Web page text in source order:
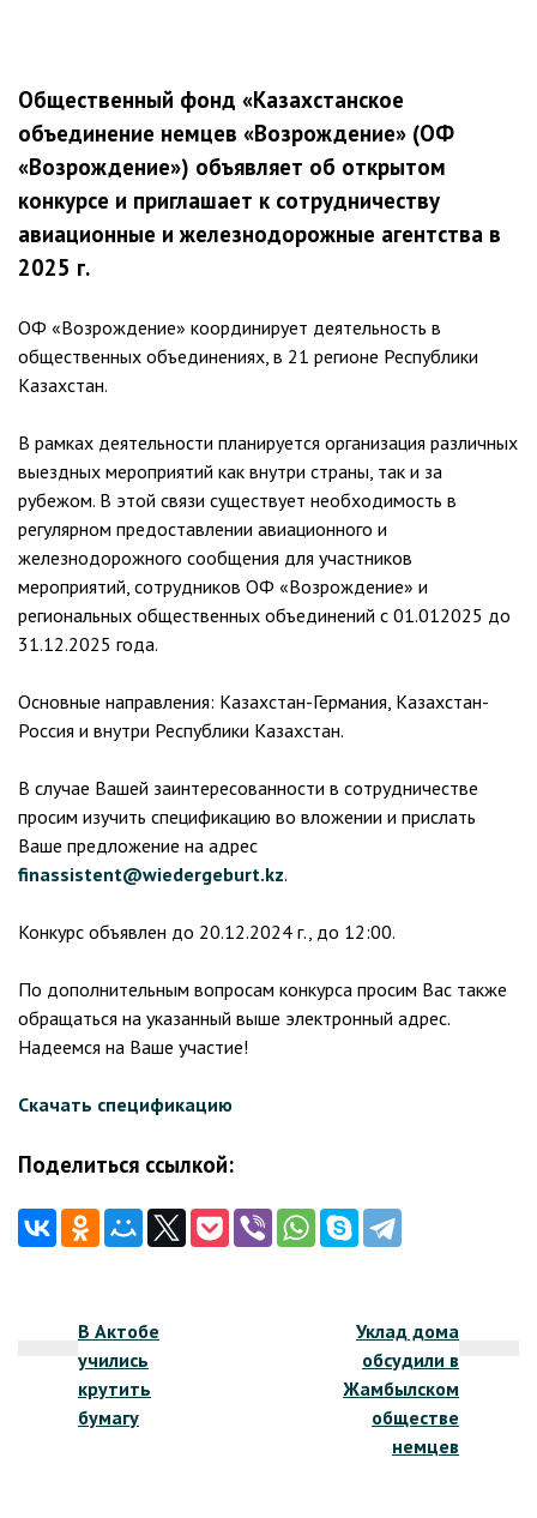
Общественный фонд «Казахстанское
объединение немцев «Возрождение» (ОФ
«Возрождение») объявляет об открытом
конкурсе и приглашает к сотрудничеству
авиационные и железнодорожные агентства в
2025 г.
ОФ «Возрождение» координирует деятельность в
общественных объединениях, в 21 регионе Республики
Казахстан.
В рамках деятельности планируется организация различных
выездных мероприятий как внутри страны, так и за
рубежом. В этой связи существует необходимость в
регулярном предоставлении авиационного и
железнодорожного сообщения для участников
мероприятий, сотрудников ОФ «Возрождение» и
региональных общественных объединений с 01.012025 до
31.12.2025 года.
Основные направления: Казахстан-Германия, Казахстан-
Россия и внутри Республики Казахстан.
В случае Вашей заинтересованности в сотрудничестве
просим изучить спецификацию во вложении и прислать
Ваше предложение на адрес
finassistent@wiedergeburt.kz.
Конкурс объявлен до 20.12.2024 г., до 12:00.
По дополнительным вопросам конкурса просим Вас также
обращаться на указанный выше электронный адрес.
Надеемся на Ваше участие!
Скачать спецификацию
Поделиться ссылкой:
записям
В Актобе
учились
крутить
бумагу
Уклад дома
обсудили в
Жамбылском
обществе
немцев